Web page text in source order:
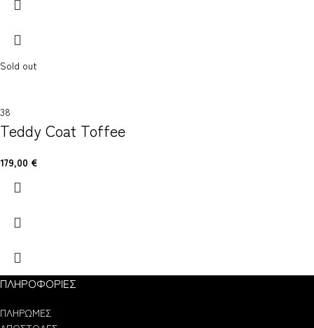
Sold out
38
Teddy Coat Toffee
179,00 €
ΠΛΗΡΟΦΟΡΙΕΣ
ΠΛΗΡΩΜΕΣ